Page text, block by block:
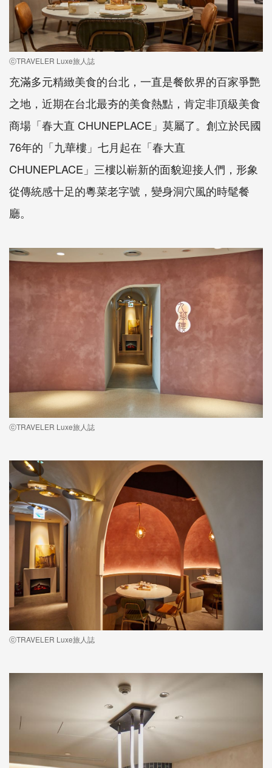
ⓒTRAVELER Luxe旅人誌
充滿多元精緻美食的台北，一直是餐飲界的百家爭艷
之地，近期在台北最夯的美食熱點，肯定非頂級美食
商場「春大直 CHUNEPLACE」莫屬了。創立於民國
76年的「九華樓」七月起在「春大直
CHUNEPLACE」三樓以嶄新的面貌迎接人們，形象
從傳統感十足的粵菜老字號，變身洞穴風的時髦餐
廳。
ⓒTRAVELER Luxe旅人誌
ⓒTRAVELER Luxe旅人誌